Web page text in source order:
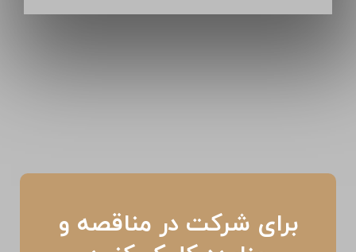
برای شرکت در مناقصه و